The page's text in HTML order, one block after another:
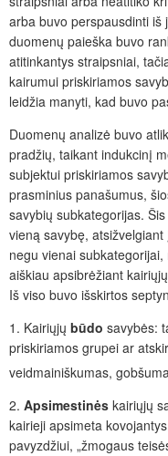
arba buvo perspausdinti iš
duomenų paieška buvo
atitinkantys straipsniai,
kairumui priskiriamos
leidžia manyti, kad buvo
Duomenų analizė buvo
pradžių, taikant indukcinį
subjektui priskiriamos
prasminius panašumus,
savybių subkategorijas.
vieną savybę,
negu vienai
aiškiau apsibrėžiant
Iš viso buvo išskirtos
1. Kairiųjų būdo savybės:
priskiriamos grupei ar
veidmainiškumas,
2. Apsimestinės kairiųjų
kairieji apsimeta
pavyzdžiui, „žmogaus